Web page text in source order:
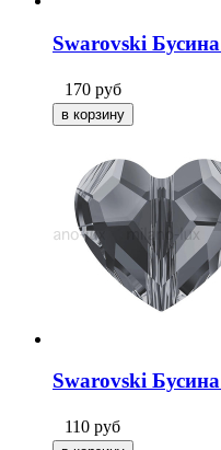
Swarovski
170 руб
Swarovski
110 руб